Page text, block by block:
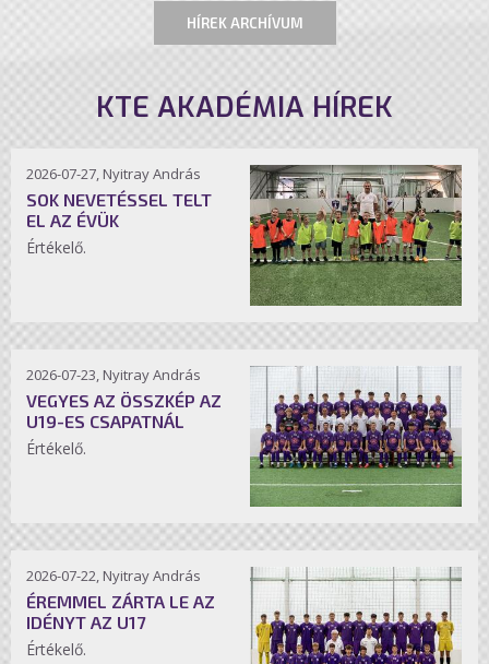
HÍREK ARCHÍVUM
KTE AKADÉMIA HÍREK
2026-07-27, Nyitray András
SOK NEVETÉSSEL TELT
EL AZ ÉVÜK
Értékelő.
2026-07-23, Nyitray András
VEGYES AZ ÖSSZKÉP AZ
U19-ES CSAPATNÁL
Értékelő.
2026-07-22, Nyitray András
ÉREMMEL ZÁRTA LE AZ
IDÉNYT AZ U17
Értékelő.